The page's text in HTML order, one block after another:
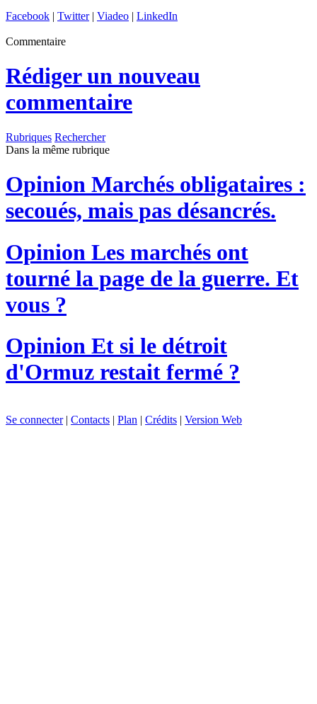
Facebook | Twitter| Viadeo | LinkedIn
Commentaire
Rédiger un nouveau
commentaire
Rubriques Rechercher
Dans la même rubrique
Opinion Marchés obligataires :
secoués, mais pas désancrés.
Opinion Les marchés ont
tourné la page de la guerre. Et
vous ?
Opinion Et si le détroit
d'Ormuz restait fermé ?
Se connecter| Contacts | Plan | Crédits | Version Web